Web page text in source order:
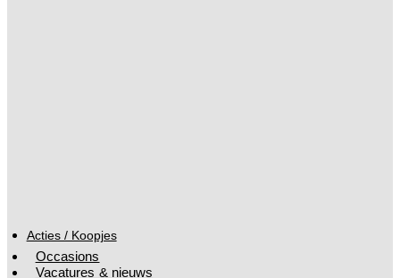
Acties / Koopjes
Occasions
Vacatures & nieuws